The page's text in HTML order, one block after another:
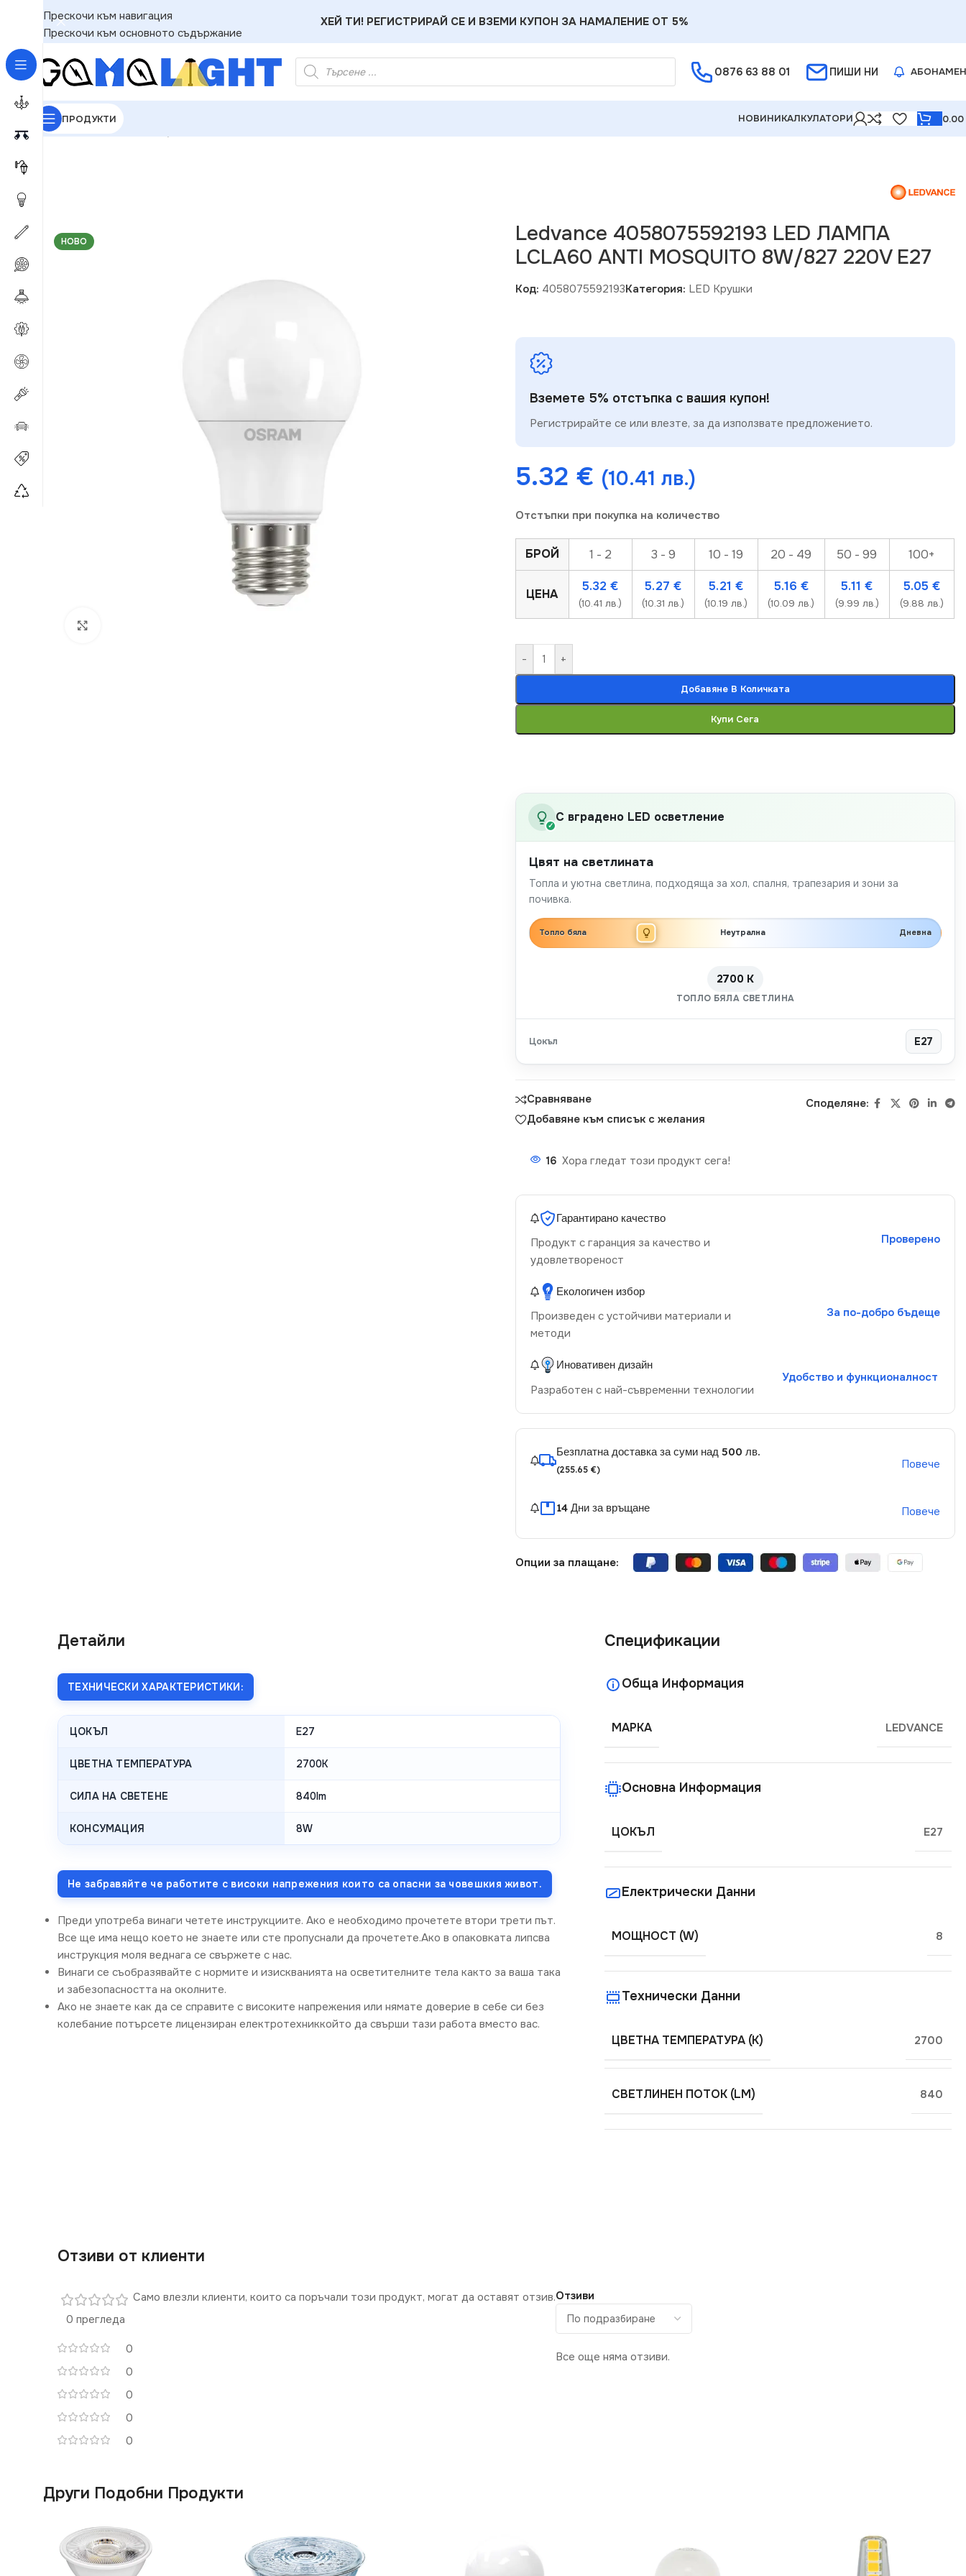
Прескочи към навигация
Прескочи към основното съдържание
ХЕЙ ТИ! РЕГИСТРИРАЙ СЕ И ВЗЕМИ КУПОН ЗА НАМАЛЕНИЕ ОТ 5%
0876 63 88 01 ПИШИ НИ
ПРОДУКТИ НОВИНИКАЛКУЛАТОРИ 0.00
GAMALIGHT»
НОВО
Ledvance 4058075592193 LED ЛАМПА
LCLA60 ANTI MOSQUITO 8W/827 220V E27
Код: 4058075592193Категория: LED Крушки
Вземете 5% отстъпка с вашия купон!
Регистрирайте се или влезте, за да използвате предложението.
5.32 € (10.41 лв.)
Отстъпки при покупка на количество
БРОЙ 1 - 2 3 - 9 10 - 19 20 - 49 50 - 99 100+
ЦЕНА
5.32€
(10.41 лв.)
5.27€
(10.31 лв.)
5.21€
(10.19 лв.)
5.16 €
(10.09 лв.)
5.11€
(9.99 лв.)
5.05 €
(9.88 лв.)
- +
Добавяне В Количката
Купи Сега
✓
С вградено LED осветление
Цвят на светлината
Топла и уютна светлина, подходяща за хол, спалня, трапезария и зони за
почивка.
Топло бяла Неутрална Дневна
2700 K
ТОПЛО БЯЛА СВЕТЛИНА
Цокъл E27
Сравняване
Добавяне към списък с желания
Споделяне:
16 Хора гледат този продукт сега!
Гарантирано качество
Продукт с гаранция за качество и
удовлетвореност
Проверено
Екологичен избор
Произведен с устойчиви материали и
методи
За по-добро бъдеще
Иновативен дизайн
Разработен с най-съвременни технологии
Удобство и функционалност
Безплатна доставка за суми над 500 лв.
(255.65 €) Повече
14 Дни за връщане Повече
Опции за плащане:
Детайли
ТЕХНИЧЕСКИ ХАРАКТЕРИСТИКИ:
ЦОКЪЛ E27
ЦВЕТНА ТЕМПЕРАТУРА 2700K
СИЛА НА СВЕТЕНЕ 840lm
КОНСУМАЦИЯ 8W
Не забравяйте че работите с високи напрежения които са опасни за човешкия живот.
Преди употреба винаги четете инструкциите. Ако е необходимо прочетете втори трети път.
Все ще има нещо което не знаете или сте пропуснали да прочетете.Ако в опаковката липсва
инструкция моля веднага се свържете с нас.
Винаги се съобразявайте с нормите и изискванията на осветителните тела както за ваша така
и забезопасността на околните.
Ако не знаете как да се справите с високите напрежения или нямате доверие в себе си без
колебание потърсете лицензиран електротехниккойто да свърши тази работа вместо вас.
Спецификации
Обща Информация
МАРКА LEDVANCE
Основна Информация
ЦОКЪЛ E27
Електрически Данни
МОЩНОСТ (W) 8
Технически Данни
ЦВЕТНА ТЕМПЕРАТУРА (K) 2700
СВЕТЛИНЕН ПОТОК (LM) 840
Отзиви от клиенти
0 прегледа
0
0
0
0
0
Отзиви
Все още няма отзиви.
Само влезли клиенти, които са поръчали този продукт, могат да оставят отзив.
Други Подобни Продукти